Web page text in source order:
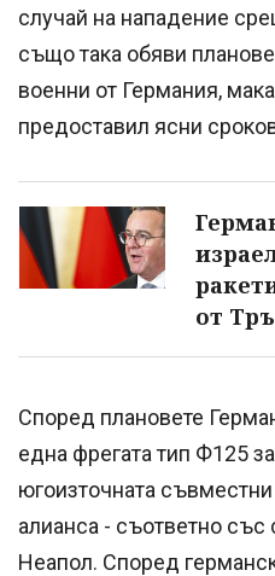
случай на нападение
също така обяви
военни от Германия,
предоставил ясни
от
Според плановете
една фрегата тип Ф125
югоизточната
алианса - съответно
Неапол. Според